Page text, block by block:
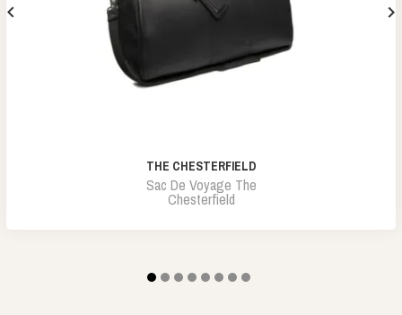
THE CHESTERFIELD
Sac De Voyage The
Chesterfield
 